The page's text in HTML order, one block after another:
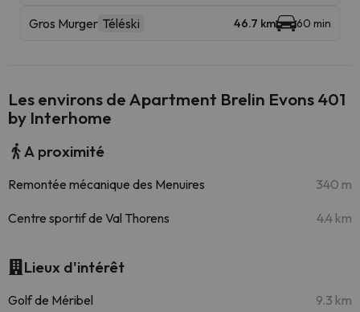
Gros Murger Téléski 46.7 km 60 min
Les environs de Apartment Brelin Evons 401
by Interhome
A proximité
Remontée mécanique des Menuires 340 m
Centre sportif de Val Thorens 4.4 km
Lieux d'intérêt
Golf de Méribel 9.3 km